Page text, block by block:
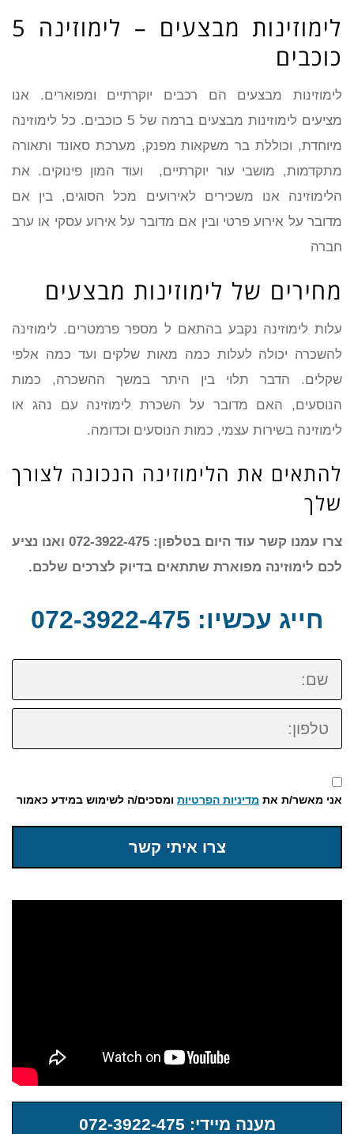
לימוזינות מבצעים – לימוזינה 5
כוכבים
לימוזינות מבצעים הם רכבים יוקרתיים ומפוארים. אנו
מציעים לימוזינות מבצעים ברמה של 5 כוכבים. כל לימוזינה
מיוחדת, וכוללת בר משקאות מפנק, מערכת סאונד ותאורה
מתקדמות, מושבי עור יוקרתיים, ועוד המון פינוקים. את
הלימוזינה אנו משכירים לאירועים מכל הסוגים, בין אם
מדובר על אירוע פרטי ובין אם מדובר על אירוע עסקי או ערב
חברה
מחירים של לימוזינות מבצעים
עלות לימוזינה נקבע בהתאם ל מספר פרמטרים. לימוזינה
להשכרה יכולה לעלות כמה מאות שלקים ועד כמה אלפי
שקלים. הדבר תלוי בין היתר במשך ההשכרה, כמות
הנוסעים, האם מדובר על השכרת לימוזינה עם נהג או
לימוזינה בשירות עצמי, כמות הנוסעים וכדומה.
להתאים את הלימוזינה הנכונה לצורך
שלך
צרו עמנו קשר עוד היום בטלפון: 072-3922-475 ואנו נציע
לכם לימוזינה מפוארת שתתאים בדיוק לצרכים שלכם.
חייג עכשיו: 072-3922-475
שם:
טלפון:
אני מאשר/ת את מדיניות הפרטיות ומסכים/ה לשימוש במידע כאמור
צרו איתי קשר
מענה מיידי: 072-3922-475